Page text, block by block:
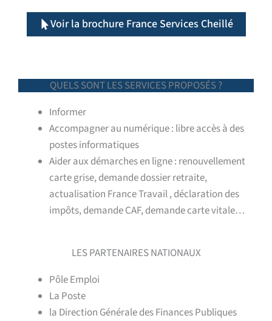
Voir la brochure France Services Cheillé
QUELS SONT LES SERVICES PROPOSÉS ?
Informer
Accompagner au numérique : libre accès à des
postes informatiques
Aider aux démarches en ligne : renouvellement
carte grise, demande dossier retraite,
actualisation France Travail , déclaration des
impôts, demande CAF, demande carte vitale…
LES PARTENAIRES NATIONAUX
Pôle Emploi
La Poste
la Direction Générale des Finances Publiques